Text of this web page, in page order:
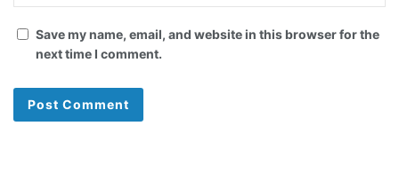
Save my name, email, and website in this browser for the
next time I comment.